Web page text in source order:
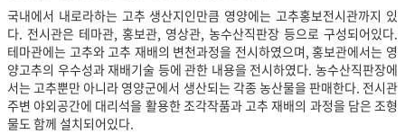
국내에서 내로라하는 고추 생산지인만큼 영양에는 고추홍보전시관까지 있
다. 전시관은 테마관, 홍보관, 영상관, 농수산직판장 등으로 구성되어있다.
테마관에는 고추와 고추 재배의 변천과정을 전시하였으며, 홍보관에서는 영
양고추의 우수성과 재배기술 등에 관한 내용을 전시하였다. 농수산직판장에
서는 고추뿐만 아니라 영양군에서 생산되는 각종 농산물을 판매한다. 전시관
주변 야외공간에 대리석을 활용한 조각작품과 고추 재배의 과정을 담은 조형
물도 함께 설치되어있다.